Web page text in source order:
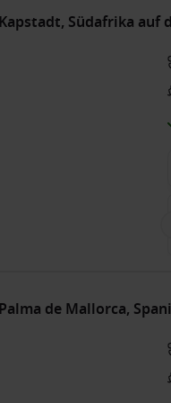
Südafrika auf
de Mallorca,